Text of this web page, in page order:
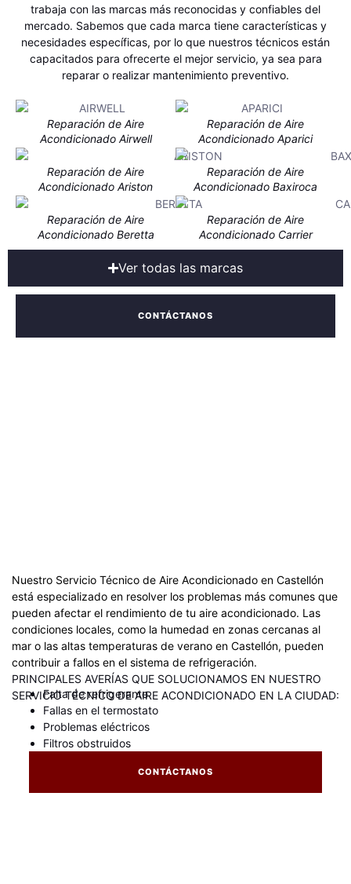
trabaja con las marcas más reconocidas y confiables del
mercado. Sabemos que cada marca tiene características y
necesidades específicas, por lo que nuestros técnicos están
capacitados para ofrecerte el mejor servicio, ya sea para
reparar o realizar mantenimiento preventivo.
Reparación de Aire
Acondicionado Airwell
Reparación de Aire
Acondicionado Aparici
Reparación de Aire
Acondicionado Ariston
Reparación de Aire
Acondicionado Baxiroca
Reparación de Aire
Acondicionado Beretta
Reparación de Aire
Acondicionado Carrier
Ver todas las marcas
CONTÁCTANOS
Nuestro Servicio Técnico de Aire Acondicionado en Castellón
está especializado en resolver los problemas más comunes que
pueden afectar el rendimiento de tu aire acondicionado. Las
condiciones locales, como la humedad en zonas cercanas al
mar o las altas temperaturas de verano en Castellón, pueden
contribuir a fallos en el sistema de refrigeración.
PRINCIPALES AVERÍAS QUE SOLUCIONAMOS EN NUESTRO
SERVICIO TÉCNICO DE AIRE ACONDICIONADO EN LA CIUDAD:
Falta de refrigerante
Fallas en el termostato
Problemas eléctricos
Filtros obstruidos
CONTÁCTANOS